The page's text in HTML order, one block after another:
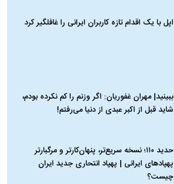
اپل با یک اقدام تازه کاربران ایرانی را غافلگیر کرد
ببینید| مهران غفوریان: اگر وزنم را کم نکرده بودم،
شاید قبل از اکبر عبدی از دنیا می‌رفتم!
حدید ۱۱۰؛ نسخه سریع‌تر، پنهان‌کارتر و مرگبارتر
پهپادهای ایرانی | پهپاد انتحاری جدید ایران
چیست؟